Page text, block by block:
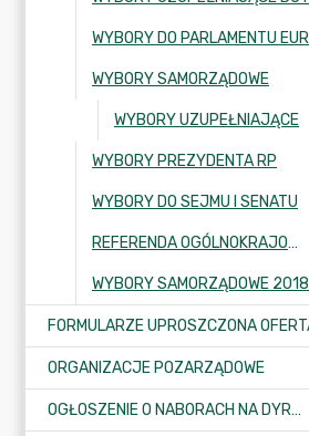
WYBORY SAMORZĄDOWE
WYBORY UZUPEŁNIAJĄCE
WYBORY PREZYDENTA RP
WYBORY DO SEJMU I SENATU
REFERENDA OGÓLNOKRAJOWE
WYBORY SAMORZĄDOWE 2018
ORGANIZACJE POZARZĄDOWE
OGŁOSZENIE O NABORACH NA DYREKTORÓW PLACÓWEK OŚWIATOWYCH